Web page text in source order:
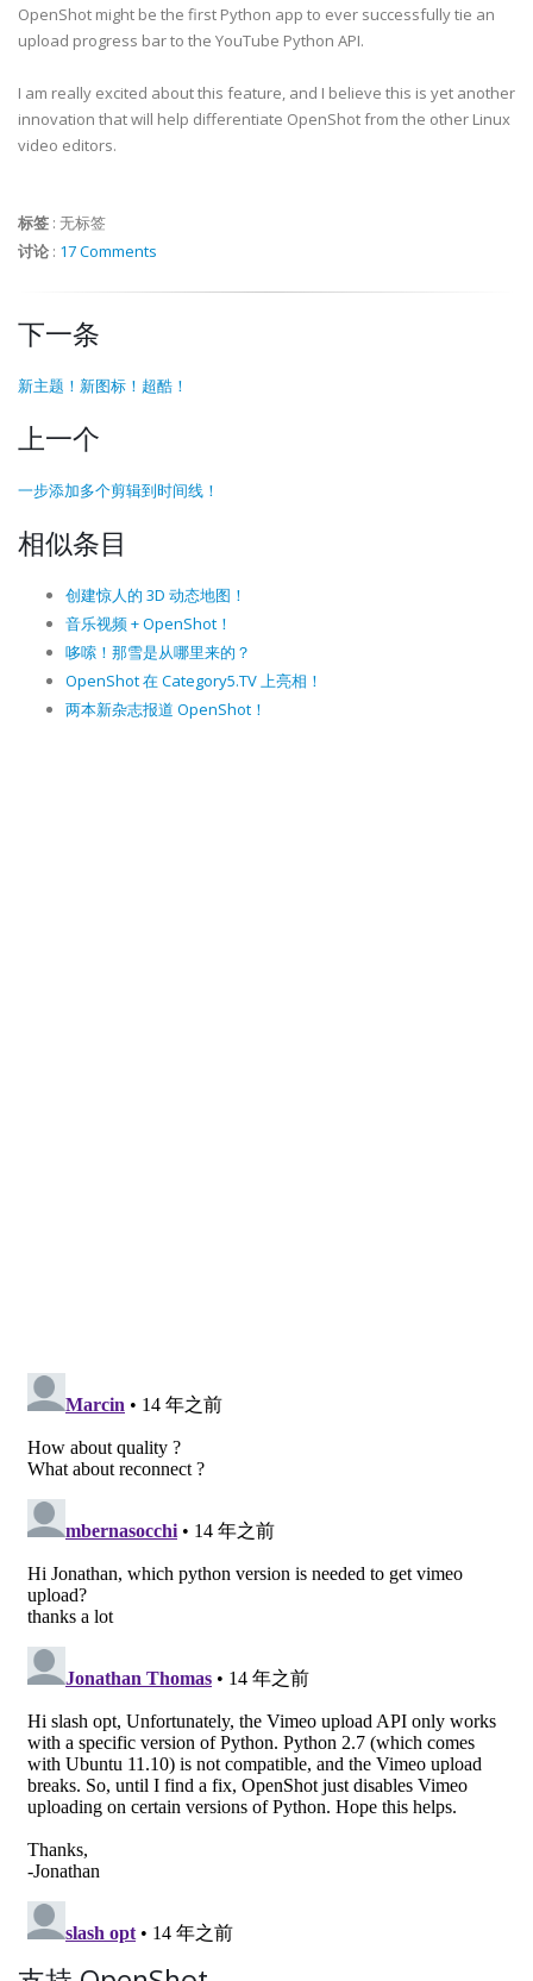
OpenShot might be the first Python app to ever successfully tie an
upload progress bar to the YouTube Python API.
I am really excited about this feature, and I believe this is yet another
innovation that will help differentiate OpenShot from the other Linux
video editors.
标签 : 无标签
讨论 : 17 Comments
下一条
新主题！新图标！超酷！
上一个
一步添加多个剪辑到时间线！
相似条目
创建惊人的 3D 动态地图！
音乐视频 + OpenShot！
哆嗦！那雪是从哪里来的？
OpenShot 在 Category5.TV 上亮相！
两本新杂志报道 OpenShot！